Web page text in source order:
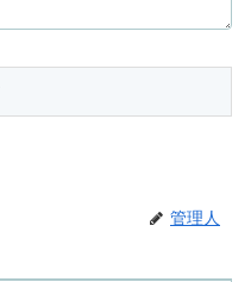
管理人